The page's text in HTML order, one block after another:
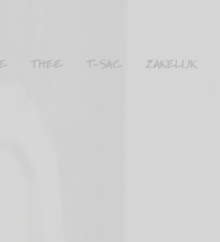
THEE T-SAC ZAKELIJK